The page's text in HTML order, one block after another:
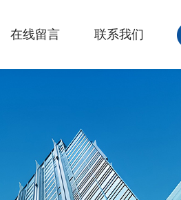
在线留言 联系我们